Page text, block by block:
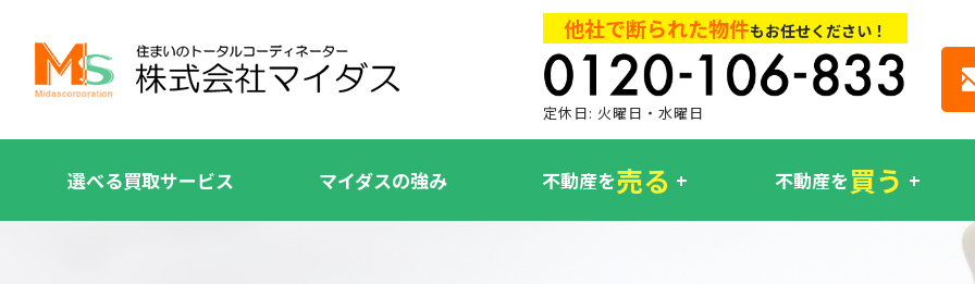
他社で断られた物件もお任せください！
定休日: 火曜日・水曜日
選べる買取サービス マイダスの強み 不動産を売る 不動産を買う